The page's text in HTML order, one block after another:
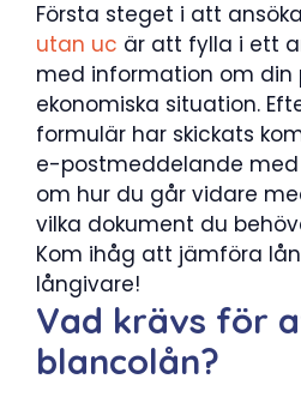
Första steget i att
utan uc är att fylla i ett
med information om din
ekonomiska situation.
formulär har skickats
e-postmeddelande
om hur du går vidare
vilka dokument du
Kom ihåg att jämföra
långivare!
Vad krävs för
blancolån?